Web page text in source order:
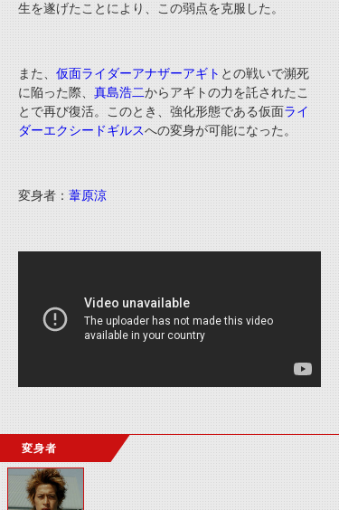
生を遂げたことにより、この弱点を克服した。
また、 仮面ライダーアナザーアギト との戦いで瀕死
に陥った際、 真島浩二からアギトの力を託されたこ
とで再び復活。このとき、強化形態である仮面ライ
ダーエクシードギルスへの変身が可能になった。
変身者： 葦原涼
変身者